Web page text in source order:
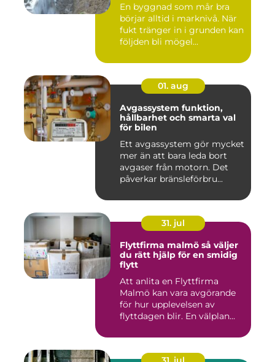
En byggnad som mår bra
börjar alltid i marknivå. När
fukt tränger in i grunden kan
följden bli mögel...
01. aug
Avgassystem funktion,
hållbarhet och smarta val
för bilen
Ett avgassystem gör mycket
mer än att bara leda bort
avgaser från motorn. Det
påverkar bränsleförbru...
31. jul
Flyttfirma malmö så väljer
du rätt hjälp för en smidig
flytt
Att anlita en Flyttfirma
Malmö kan vara avgörande
för hur upplevelsen av
flyttdagen blir. En välplan...